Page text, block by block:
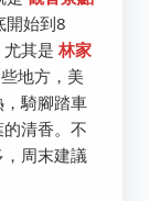
開始到8
其是 林家
地方，美
騎腳踏車
清香。不
周末建議